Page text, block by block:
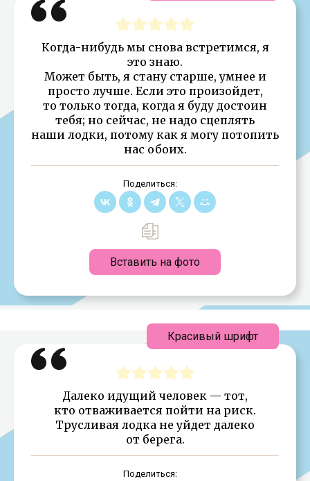
Когда-нибудь мы снова встретимся, я
это знаю.
Может быть, я стану старше, умнее и
просто лучше. Если это произойдет,
то только тогда, когда я буду достоин
тебя; но сейчас, не надо сцеплять
наши лодки, потому как я могу потопить
нас обоих.
Поделиться:
Вставить на фото
Далеко идущий человек — тот,
кто отваживается пойти на риск.
Трусливая лодка не уйдет далеко
от берега.
Поделиться:
Красивый шрифт